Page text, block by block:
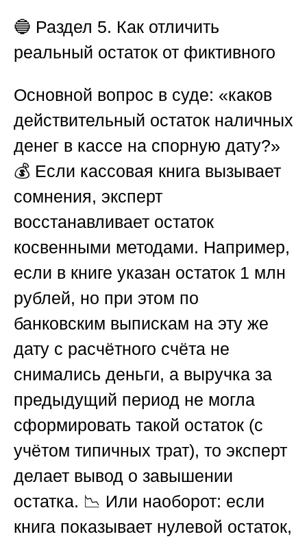
🔵 Раздел 5. Как отличить
реальный остаток от фиктивного
Основной вопрос в суде: «каков
действительный остаток наличных
денег в кассе на спорную дату?»
💰 Если кассовая книга вызывает
сомнения, эксперт
восстанавливает остаток
косвенными методами. Например,
если в книге указан остаток 1 млн
рублей, но при этом по
банковским выпискам на эту же
дату с расчётного счёта не
снимались деньги, а выручка за
предыдущий период не могла
сформировать такой остаток (с
учётом типичных трат), то эксперт
делает вывод о завышении
остатка. 📉 Или наоборот: если
книга показывает нулевой остаток,